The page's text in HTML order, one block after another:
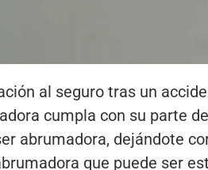
al seguro tras un
cumpla con su parte
abrumadora, dejándote
que puede ser